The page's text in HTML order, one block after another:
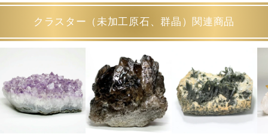
クラスター（未加工原石、群晶）関連商品